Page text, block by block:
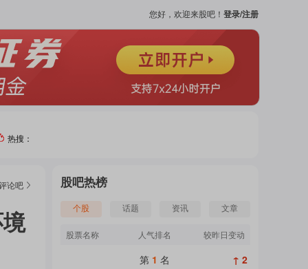
您好，欢迎来股吧！ 登录/注册
热门
热搜：
论吧 股吧热榜
个股 话题 资讯 文章
股票名称 人气排名 较昨日变动
第 1 名
↑ 2